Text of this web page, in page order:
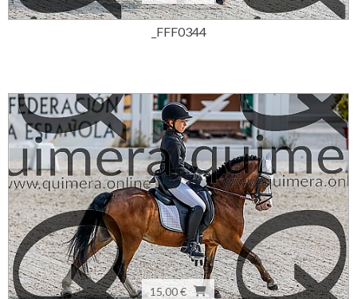
_FFF0344
15,00 €